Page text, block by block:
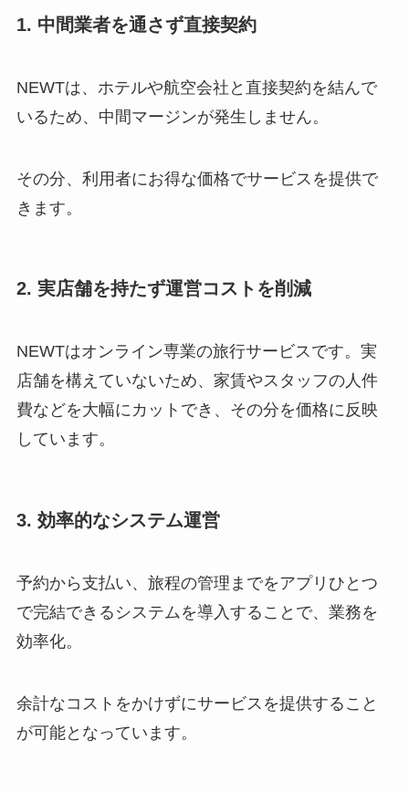
1. 中間業者を通さず直接契約
NEWTは、ホテルや航空会社と直接契約を結んで
いるため、中間マージンが発生しません。
その分、利用者にお得な価格でサービスを提供で
きます。
2. 実店舗を持たず運営コストを削減
NEWTはオンライン専業の旅行サービスです。実
店舗を構えていないため、家賃やスタッフの人件
費などを大幅にカットでき、その分を価格に反映
しています。
3. 効率的なシステム運営
予約から支払い、旅程の管理までをアプリひとつ
で完結できるシステムを導入することで、業務を
効率化。
余計なコストをかけずにサービスを提供すること
が可能となっています。